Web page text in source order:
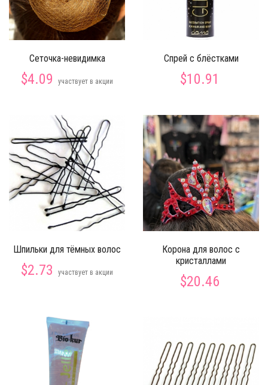
Сеточка-невидимка
$4.09 участвует в акции
Спрей с блёстками
$10.91
Шпильки для тёмных волос
$2.73 участвует в акции
Корона для волос с
кристаллами
$20.46